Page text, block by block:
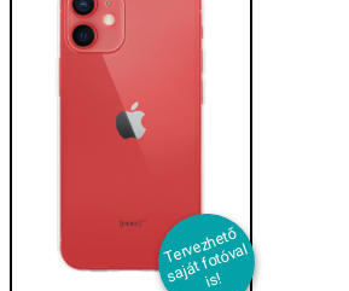
T
er
v
e
z
h
et
ő
s
aj
át f
ot
ó
v
al
i
s!